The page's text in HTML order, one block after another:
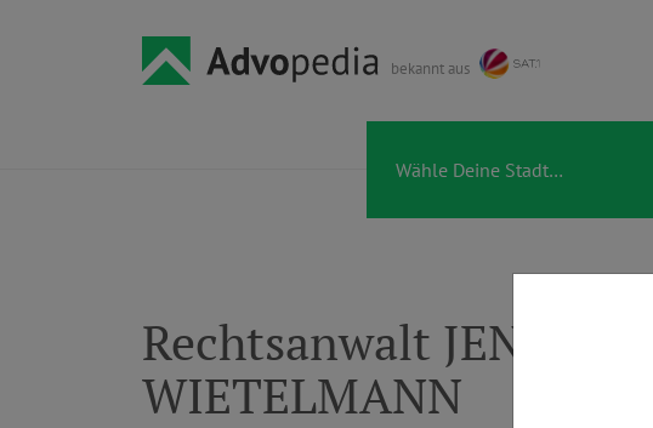
bekannt aus
Rechtsanwalt JENS OLAF
WIETELMANN